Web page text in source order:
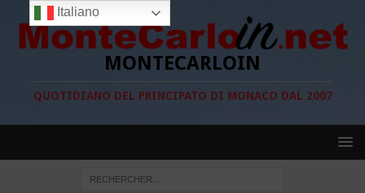
MONTECARLOIN
QUOTIDIANO DEL PRINCIPATO DI MONACO DAL 2007
Italiano